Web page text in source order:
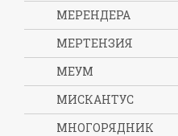
МЕРЕНДЕРА
МЕРТЕНЗИЯ
МЕУМ
МИСКАНТУС
МНОГОРЯДНИК